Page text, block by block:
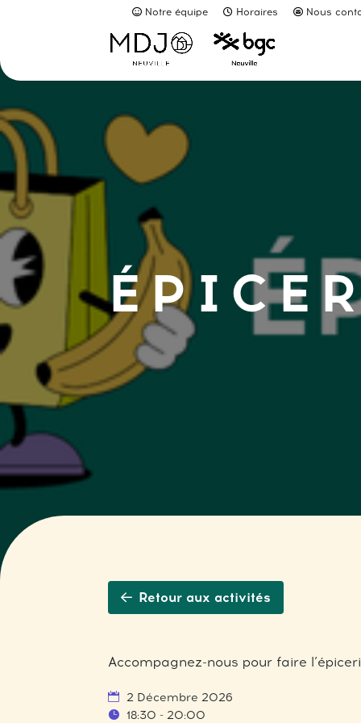
Notre équipe Horaires Nous
Retour aux activités
Accompagnez-nous pour faire
2 Décembre 2026
18:30 - 20:00